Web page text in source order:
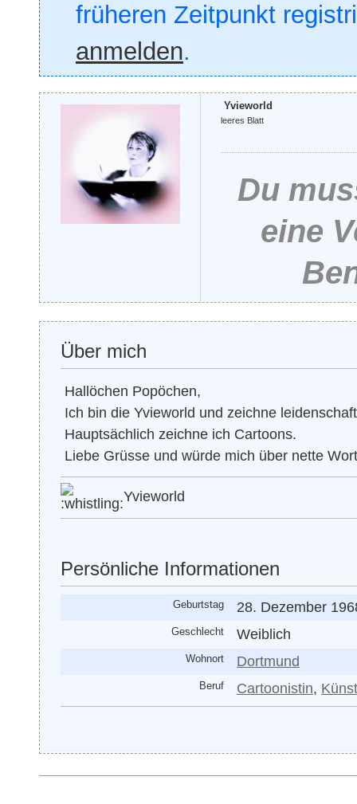
früheren Zeitpunkt
anmelden.
Yvieworld
leeres Blatt
Du
eine
Über mich
Hallöchen Popöchen,
Ich bin die Yvieworld und zeichne
Hauptsächlich zeichne ich Cartoons.
Liebe Grüsse und würde mich über nette
Yvieworld
Persönliche Informationen
Geburtstag 28. Dezember
Geschlecht Weiblich
Wohnort Dortmund
Beruf Cartoonistin,